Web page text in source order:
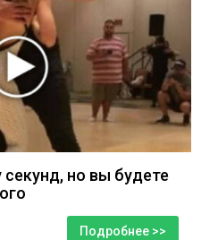
но вы будете
Подробнее >>